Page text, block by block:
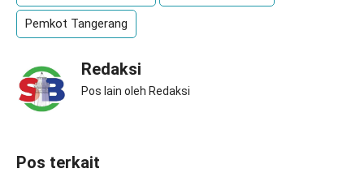
Pemkot Tangerang
Redaksi
Pos lain oleh Redaksi
Pos terkait